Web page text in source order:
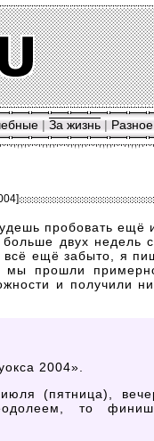
| За жизнь | Разное
пробовать ещё
двух недель
ещё забыто, я
мы прошли
и получили
2004».
(пятница),
то